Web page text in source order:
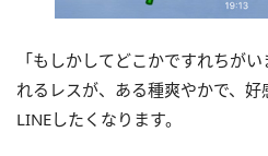
「もしかしてどこかですれちが
れるレスが、ある種爽やかで、
LINEしたくなります。